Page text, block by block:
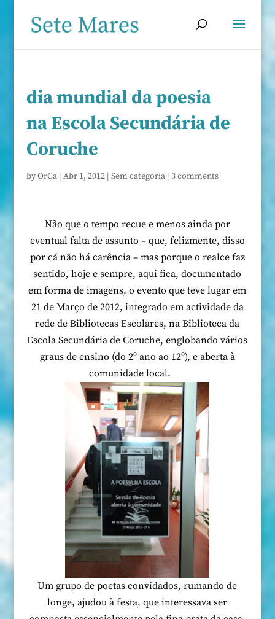
dia mundial da poesia
na Escola Secundária de
Coruche
byOrCa| Abr 1, 2012| Sem categoria| 3 comments
Não que o tempo recue e menos ainda por
eventual falta de assunto – que, felizmente, disso
por cá não há carência – mas porque o realce faz
sentido, hoje e sempre, aqui fica, documentado
em forma de imagens, o evento que teve lugar em
21 de Março de 2012, integrado em actividade da
rede de Bibliotecas Escolares, na Biblioteca da
Escola Secundária de Coruche, englobando vários
graus de ensino (do 2º ano ao 12º), e aberta à
comunidade local.
Um grupo de poetas convidados, rumando de
longe, ajudou à festa, que interessava ser